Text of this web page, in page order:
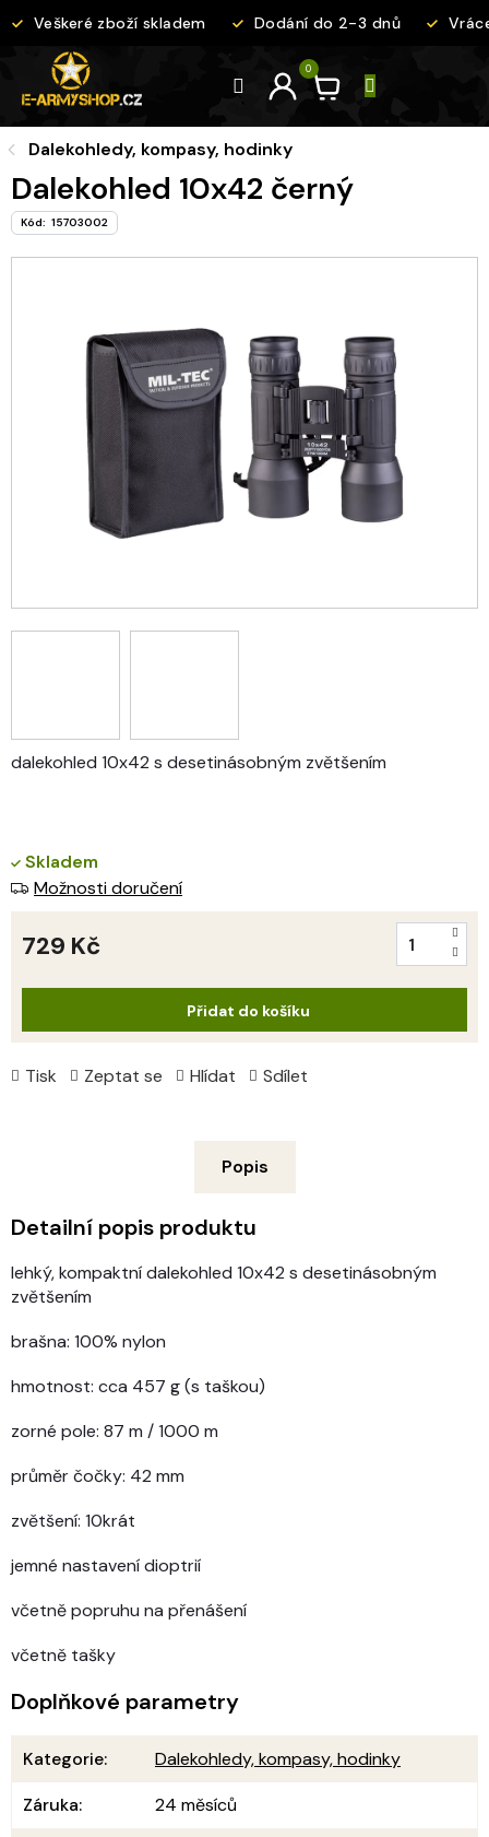
na
Veškeré zboží skladem Dodání do 2-3 dnů
Dalekohledy, kompasy, hodinky
Dalekohled 10x42 černý
Kód: 15703002
dalekohled 10x42 s desetinásobným zvětšením
Tisk Zeptat se Hlídat Sdílet
Skladem
Možnosti doručení
729 Kč
Přidat do košíku
Popis
Detailní popis produktu
lehký, kompaktní dalekohled 10x42 s desetinásobným
zvětšením
brašna: 100% nylon
hmotnost: cca 457 g (s taškou)
zorné pole: 87 m / 1000 m
průměr čočky: 42 mm
zvětšení: 10krát
jemné nastavení dioptrií
včetně popruhu na přenášení
včetně tašky
Doplňkové parametry
Kategorie:
Dalekohledy, kompasy, hodinky
Záruka:
24 měsíců